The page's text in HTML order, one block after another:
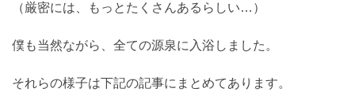
（厳密には、もっとたくさんあるらしい…）
僕も当然ながら、全ての源泉に入浴しました。
それらの様子は下記の記事にまとめてあります。